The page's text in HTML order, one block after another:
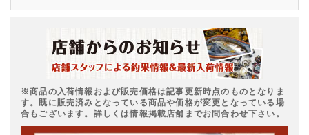
※商品の入荷情報および販売価格は記事更新時点のものとなりま
す。既に販売済みとなっている商品や価格が変更となっている場
合もございます。詳しくは情報掲載店舗までお問合わせ下さい。